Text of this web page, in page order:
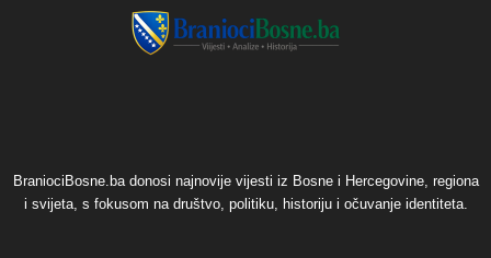
BraniociBosne.ba donosi najnovije vijesti iz Bosne i Hercegovine, regiona
i svijeta, s fokusom na društvo, politiku, historiju i očuvanje identiteta.